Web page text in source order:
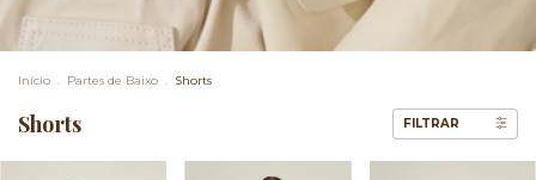
Início . Partes de Baixo . Shorts
Shorts FILTRAR